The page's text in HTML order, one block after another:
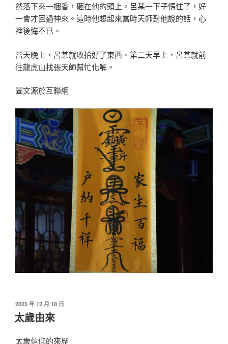
然落下來一捆香，砸在他的頭上，呂某一下子愣住了，好
一會才回過神來。這時他想起來當時天師對他說的話，心
裡後悔不已。
當天晚上，呂某就收拾好了東西。第二天早上，呂某就前
往龍虎山找張天師幫忙化解。
圖文源於互聯網
發
佈
於
2025 年 12 月 18 日
太歲由來
太歲信仰的來歷